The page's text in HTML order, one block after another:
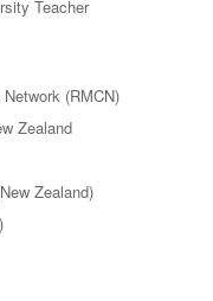
Teacher
(RMCN)
Zealand
Zealand)